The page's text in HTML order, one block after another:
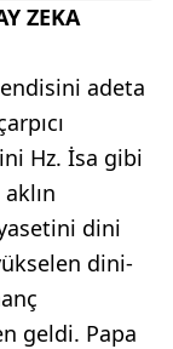
ZEKA
adeta
Hz. İsa gibi
dini
dini-
geldi. Papa